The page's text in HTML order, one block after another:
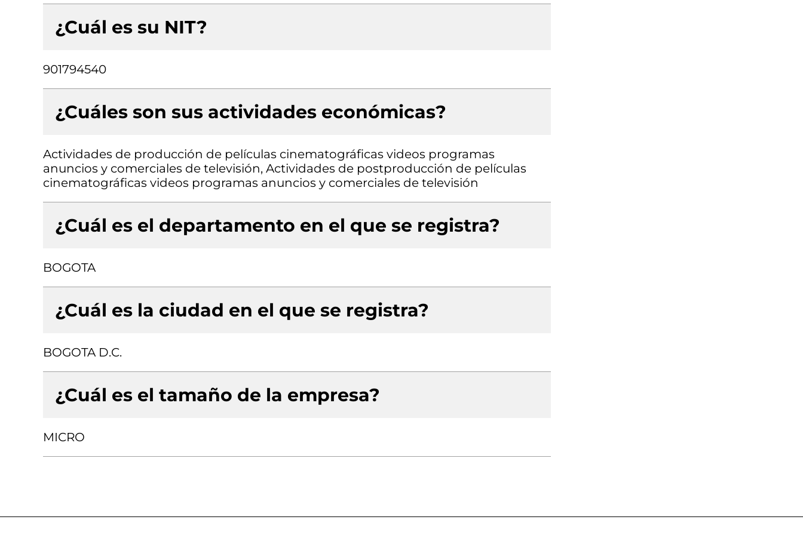
¿Cuál es su NIT?
901794540
¿Cuáles son sus actividades económicas?
Actividades de producción de películas cinematográficas videos programas
anuncios y comerciales de televisión, Actividades de postproducción de películas
cinematográficas videos programas anuncios y comerciales de televisión
¿Cuál es el departamento en el que se registra?
BOGOTA
¿Cuál es la ciudad en el que se registra?
BOGOTA D.C.
¿Cuál es el tamaño de la empresa?
MICRO